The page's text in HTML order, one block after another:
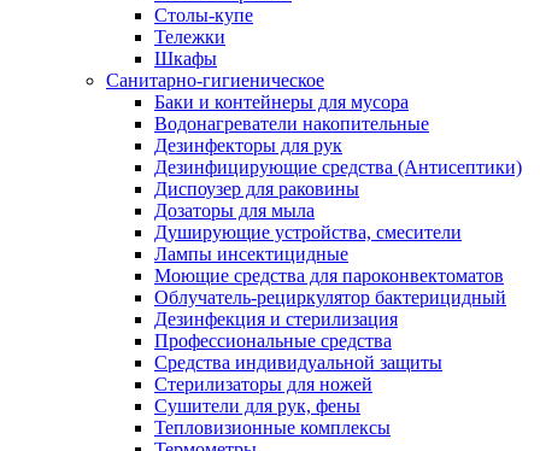
Столы-купе
Тележки
Шкафы
Санитарно-гигиеническое
Баки и контейнеры для мусора
Водонагреватели накопительные
Дезинфекторы для рук
Дезинфицирующие средства (Антисептики)
Диспоузер для раковины
Дозаторы для мыла
Душирующие устройства, смесители
Лампы инсектицидные
Моющие средства для пароконвектоматов
Облучатель-рециркулятор бактерицидный
Дезинфекция и стерилизация
Профессиональные средства
Средства индивидуальной защиты
Стерилизаторы для ножей
Сушители для рук, фены
Тепловизионные комплексы